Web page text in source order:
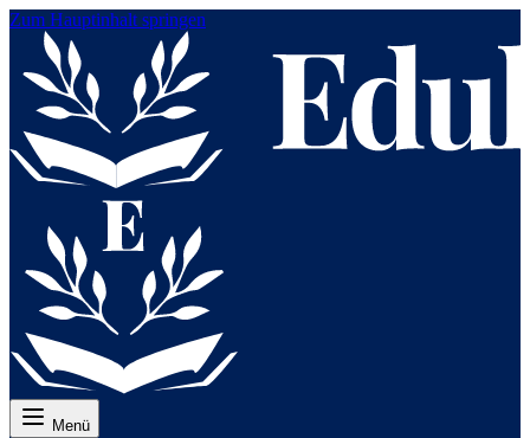
Zum Hauptinhalt springen
Menü